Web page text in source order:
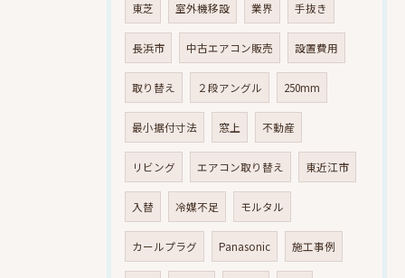
東芝 室外機移設 業界 手抜き
長浜市 中古エアコン販売 設置費用
取り替え ２段アングル 250mm
最小据付寸法 窓上 不動産
リビング エアコン取り替え 東近江市
入替 冷媒不足 モルタル
カールプラグ Panasonic 施工事例